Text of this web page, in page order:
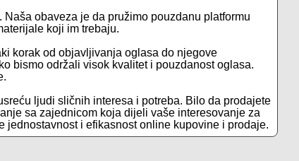
obaveza je da pružimo pouzdanu platformu
koji im trebaju.
korak od objavljivanja oglasa do njegove
bismo održali visok kvalitet i pouzdanost oglasa.
ljudi sličnih interesa i potreba. Bilo da prodajete
sa zajednicom koja dijeli vaše interesovanje za
jednostavnost i efikasnost online kupovine i prodaje.